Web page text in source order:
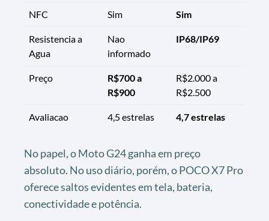
NFC Sim Sim
Resistencia a
Agua
Nao
informado
IP68/IP69
Preço
R$700 a
R$900
R$2.000 a
R$2.500
Avaliacao 4,5 estrelas 4,7 estrelas
No papel, o Moto G24 ganha em preço
absoluto. No uso diário, porém, o POCO X7 Pro
oferece saltos evidentes em tela, bateria,
conectividade e potência.